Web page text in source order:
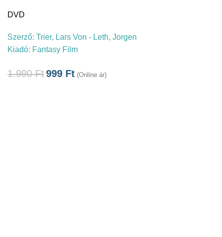
DVD
Szerző: Trier, Lars Von - Leth, Jorgen
Kiadó: Fantasy Film
1.990Ft999 Ft (Online ár)